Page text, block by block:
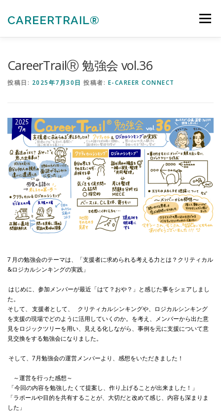
CAREERTRAIL® メニュー
会員ぺージ ACTIVITIES
CareerTrailⓇ 勉強会 vol.36
投稿日: 2025年7月30日 投稿者: E-CAREER CONNECT
7 月の勉強会のテーマは、「支援者に求められる考える力とは？クリティカル
&ロジカルシンキングの実践」
はじめに、参加メンバーが最近「はて？おや？」と感じた事をシェアしまし
た。
そして、
支援者として、
クリティカルシンキングや、ロジカルシンキング
を支援の現場でどのように活用していくのか。を考え、メンバーから出た意
見をロジックツリーを用い、見える化しながら、事例を元に支援について意
見交換をする勉強会になりました。
そして、7月勉強会の運営メンバーより、感想をいただきました！
～運営を行った感想～
「今回の内容を勉強したくて提案し、作り上げることが出来ました！」
「ラポールや目的を共有することが、大切だと改めて感じ、内容も深まりま
した」